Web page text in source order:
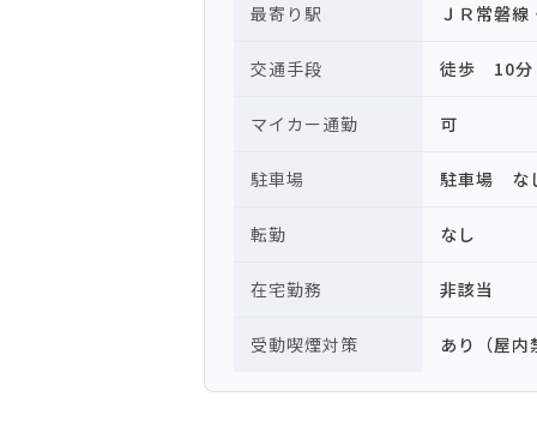
最寄り駅 ＪＲ常磐
交通手段 徒歩 10分
マイカー通勤 可
駐車場 駐車場 な
転勤 なし
在宅勤務 非該当
受動喫煙対策 あり（屋内